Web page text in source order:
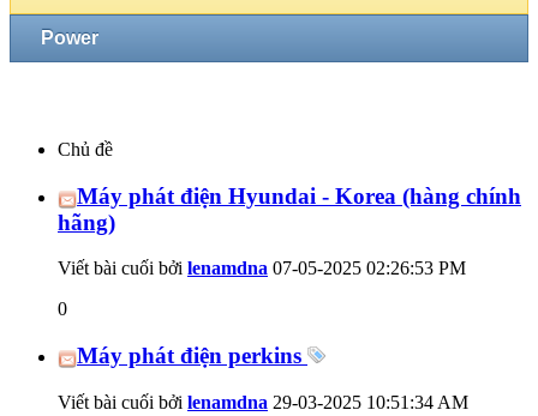
Power
Chủ đề
Máy phát điện Hyundai - Korea (hàng chính
hãng)
Viết bài cuối bởi lenamdna 07-05-2025 02:26:53 PM
0
Máy phát điện perkins
Viết bài cuối bởi lenamdna 29-03-2025 10:51:34 AM